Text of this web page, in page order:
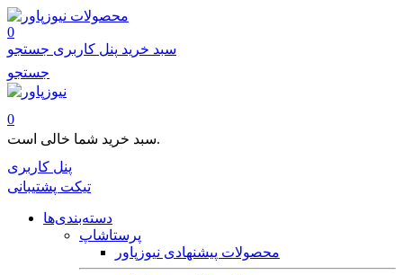
محصولات
0
سبد خرید پنل کاربری جستجو
جستجو
0
سبد خرید شما خالی است.
پنل کاربری
تیکت پشتیبانی
دسته‌بندی‌ها
پرستاشاپ
محصولات پیشنهادی نیوزپاور